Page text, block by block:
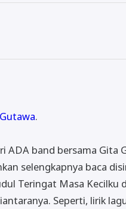
.
ADA band bersama Gita
selengkapnya baca
Teringat Masa Kecilku
Seperti, lirik